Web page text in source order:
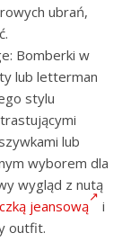
ubrań,
Bomberki w
lub letterman
stylu
lub
wyborem dla
wygląd z nutą
jeansową
i
outfit.